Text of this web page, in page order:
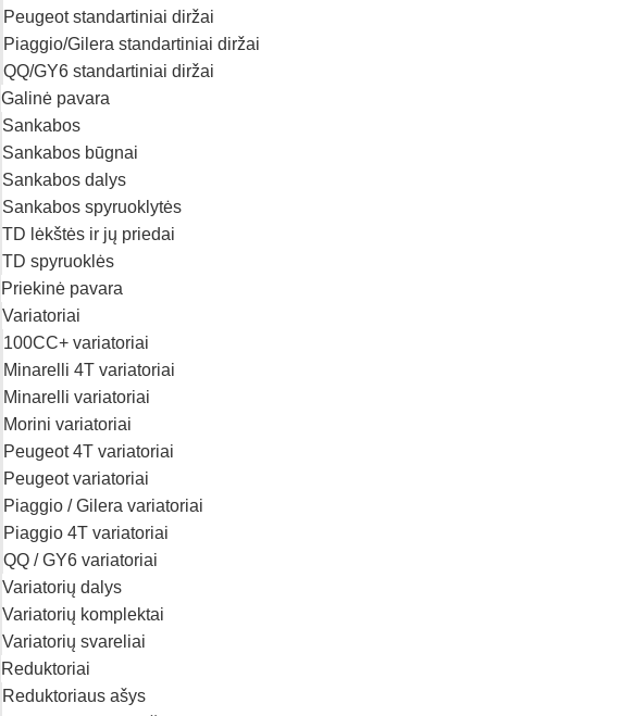
Peugeot standartiniai diržai
Piaggio/Gilera standartiniai diržai
QQ/GY6 standartiniai diržai
Galinė pavara
Sankabos
Sankabos būgnai
Sankabos dalys
Sankabos spyruoklytės
TD lėkštės ir jų priedai
TD spyruoklės
Priekinė pavara
Variatoriai
100CC+ variatoriai
Minarelli 4T variatoriai
Minarelli variatoriai
Morini variatoriai
Peugeot 4T variatoriai
Peugeot variatoriai
Piaggio / Gilera variatoriai
Piaggio 4T variatoriai
QQ / GY6 variatoriai
Variatorių dalys
Variatorių komplektai
Variatorių svareliai
Reduktoriai
Reduktoriaus ašys